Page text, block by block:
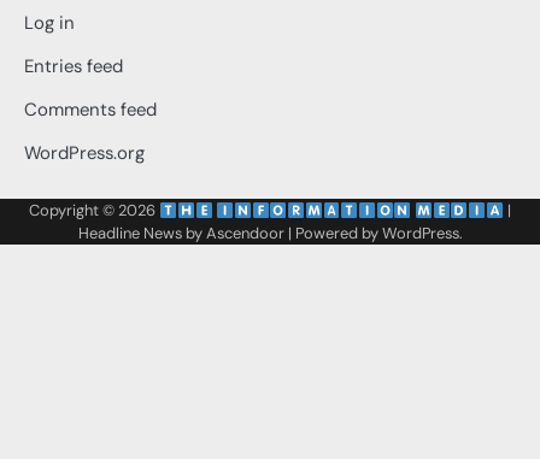
Log in
Entries feed
Comments feed
WordPress.org
Copyright © 2026
|
Headline News byAscendoor| Powered byWordPress.